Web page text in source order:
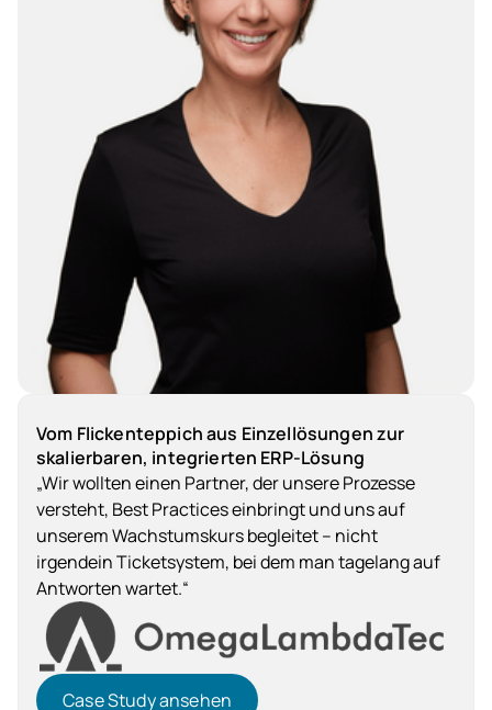
Vom Flickenteppich aus Einzellösungen zur
skalierbaren, integrierten ERP-Lösung
„Wir wollten einen Partner, der unsere Prozesse
versteht, Best Practices einbringt und uns auf
unserem Wachstumskurs begleitet – nicht
irgendein Ticketsystem, bei dem man tagelang auf
Antworten wartet.“
Case Study ansehen